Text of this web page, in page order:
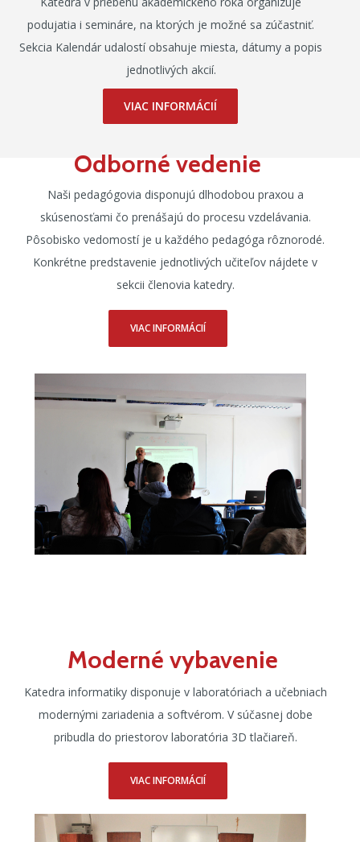
podujatia i semináre, na ktorých je možné sa zúčastniť.
Sekcia Kalendár udalostí obsahuje miesta, dátumy a popis
jednotlivých akcií.
VIAC INFORMÁCIÍ
Odborné vedenie
Naši pedagógovia disponujú dlhodobou praxou a
skúsenosťami čo prenášajú do procesu vzdelávania.
Pôsobisko vedomostí je u každého pedagóga rôznorodé.
Konkrétne predstavenie jednotlivých učiteľov nájdete v
sekcii členovia katedry.
VIAC INFORMÁCIÍ
Moderné vybavenie
Katedra informatiky disponuje v laboratóriach a učebniach
modernými zariadenia a softvérom. V súčasnej dobe
pribudla do priestorov laboratória 3D tlačiareň.
VIAC INFORMÁCIÍ